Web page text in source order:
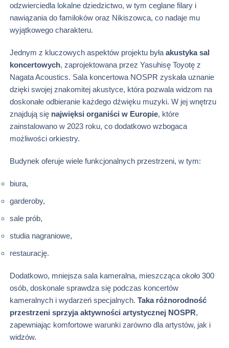
odzwierciedla lokalne dziedzictwo, w tym ceglane filary i
nawiązania do familoków oraz Nikiszowca, co nadaje mu
wyjątkowego charakteru.
Jednym z kluczowych aspektów projektu była akustyka sal
koncertowych, zaprojektowana przez Yasuhisę Toyotę z
Nagata Acoustics. Sala koncertowa NOSPR zyskała uznanie
dzięki swojej znakomitej akustyce, która pozwala widzom na
doskonałe odbieranie każdego dźwięku muzyki. W jej wnętrzu
znajdują się najwięksi organiści w Europie, które
zainstalowano w 2023 roku, co dodatkowo wzbogaca
możliwości orkiestry.
Budynek oferuje wiele funkcjonalnych przestrzeni, w tym:
biura,
garderoby,
sale prób,
studia nagraniowe,
restaurację.
Dodatkowo, mniejsza sala kameralna, mieszcząca około 300
osób, doskonale sprawdza się podczas koncertów
kameralnych i wydarzeń specjalnych. Taka różnorodność
przestrzeni sprzyja aktywności artystycznej NOSPR,
zapewniając komfortowe warunki zarówno dla artystów, jak i
widzów.